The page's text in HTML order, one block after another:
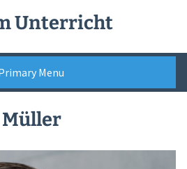
Unterricht
Menu
Müller